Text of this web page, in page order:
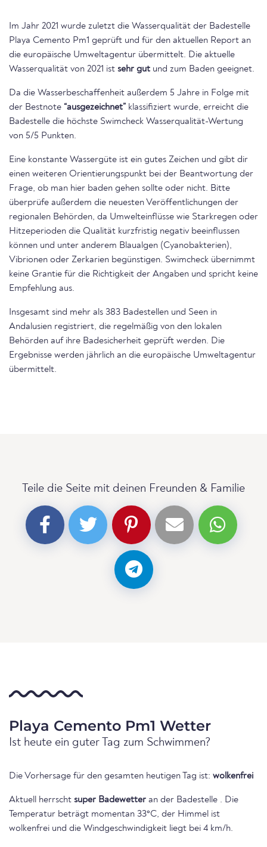
Im Jahr 2021 wurde zuletzt die Wasserqualität der Badestelle
Playa Cemento Pm1 geprüft und für den aktuellen Report an
die europäische Umweltagentur übermittelt. Die aktuelle
Wasserqualität von 2021 ist sehr gut und zum Baden geeignet.
Da die Wasserbeschaffenheit außerdem 5 Jahre in Folge mit
der Bestnote “ausgezeichnet” klassifiziert wurde, erreicht die
Badestelle die höchste Swimcheck Wasserqualität-Wertung
von 5/5 Punkten.
Eine konstante Wassergüte ist ein gutes Zeichen und gibt dir
einen weiteren Orientierungspunkt bei der Beantwortung der
Frage, ob man hier baden gehen sollte oder nicht. Bitte
überprüfe außerdem die neuesten Veröffentlichungen der
regionalen Behörden, da Umwelteinflüsse wie Starkregen oder
Hitzeperioden die Qualität kurzfristig negativ beeinflussen
können und unter anderem Blaualgen (Cyanobakterien),
Vibrionen oder Zerkarien begünstigen. Swimcheck übernimmt
keine Grantie für die Richtigkeit der Angaben und spricht keine
Empfehlung aus.
Insgesamt sind mehr als 383 Badestellen und Seen in
Andalusien registriert, die regelmäßig von den lokalen
Behörden auf ihre Badesicherheit geprüft werden. Die
Ergebnisse werden jährlich an die europäische Umweltagentur
übermittelt.
Teile die Seite mit deinen Freunden & Familie
Playa Cemento Pm1 Wetter
Ist heute ein guter Tag zum Schwimmen?
Die Vorhersage für den gesamten heutigen Tag ist: wolkenfrei
Aktuell herrscht super Badewetter an der Badestelle . Die
Temperatur beträgt momentan 33°C, der Himmel ist
wolkenfrei und die Windgeschwindigkeit liegt bei 4 km/h.